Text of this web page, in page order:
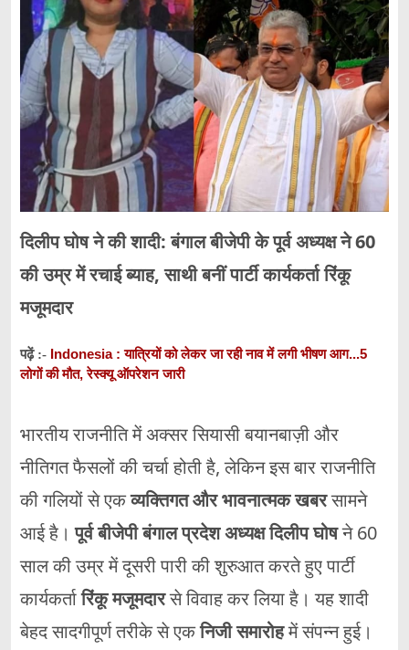
दिलीप घोष ने की शादी: बंगाल बीजेपी के पूर्व अध्यक्ष ने 60
की उम्र में रचाई ब्याह, साथी बनीं पार्टी कार्यकर्ता रिंकू
मजूमदार
पढ़ें :- Indonesia : यात्रियों को लेकर जा रही नाव में लगी भीषण आग...5
लोगों की मौत, रेस्क्यू ऑपरेशन जारी
भारतीय राजनीति में अक्सर सियासी बयानबाज़ी और
नीतिगत फैसलों की चर्चा होती है, लेकिन इस बार राजनीति
की गलियों से एकव्यक्तिगत और भावनात्मक खबरसामने
आई है।पूर्व बीजेपी बंगाल प्रदेश अध्यक्ष दिलीप घोषने 60
साल की उम्र में दूसरी पारी की शुरुआत करते हुए पार्टी
कार्यकर्तारिंकू मजूमदारसे विवाह कर लिया है। यह शादी
बेहद सादगीपूर्ण तरीके से एकनिजी समारोहमें संपन्न हुई।